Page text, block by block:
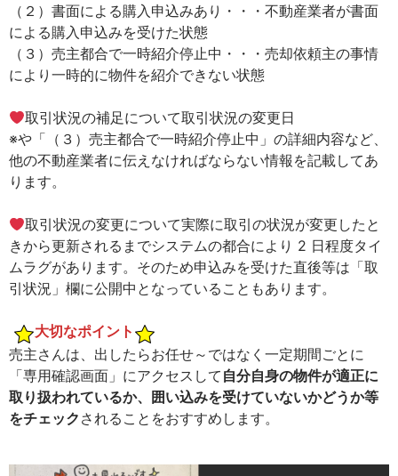
（２）書面による購入申込みあり・・・不動産業者が書面
による購入申込みを受けた状態
（３）売主都合で一時紹介停止中・・・売却依頼主の事情
により一時的に物件を紹介できない状態
取引状況の補足について取引状況の変更日
※や「（３）売主都合で一時紹介停止中」の詳細内容など、
他の不動産業者に伝えなければならない情報を記載してあ
ります。
取引状況の変更について実際に取引の状況が変更したと
きから更新されるまでシステムの都合により 2 日程度タイ
ムラグがあります。そのため申込みを受けた直後等は「取
引状況」欄に公開中となっていることもあります。
大切なポイント
売主さんは、出したらお任せ～ではなく一定期間ごとに
「専用確認画面」にアクセスして 自分自身の物件が適正に
取り扱われているか、囲い込みを受けていないかどうか等
をチェック されることをおすすめします。